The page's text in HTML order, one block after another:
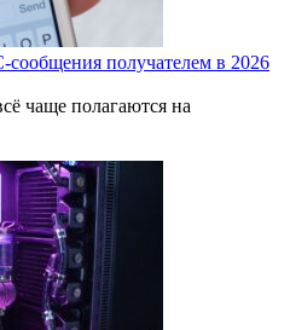
получателем в 2026
чаще полагаются на